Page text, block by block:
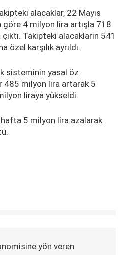
alacaklar, 22 Mayıs
göre 4 milyon lira artışla 718
Takipteki alacakların 541
özel karşılık ayrıldı.
sisteminin yasal öz
milyon lira artarak 5
liraya yükseldi.
5 milyon lira azalarak
yön veren